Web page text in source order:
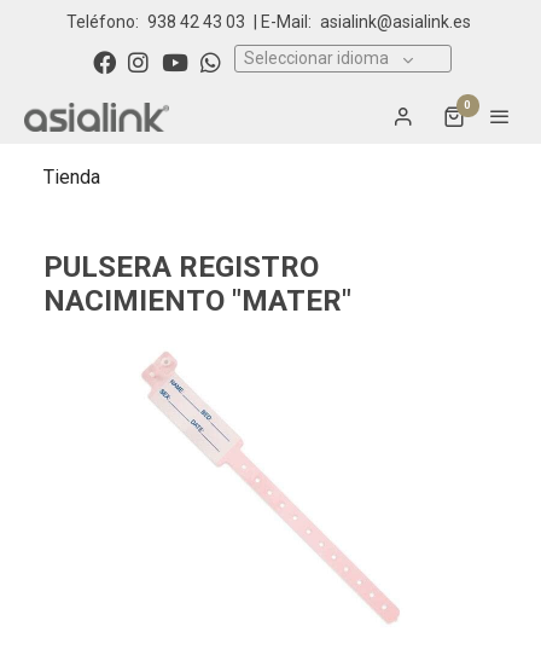
Teléfono: 938 42 43 03 | E-Mail: asialink@asialink.es
Seleccionar idioma
0
Tienda
PULSERA REGISTRO
NACIMIENTO "MATER"